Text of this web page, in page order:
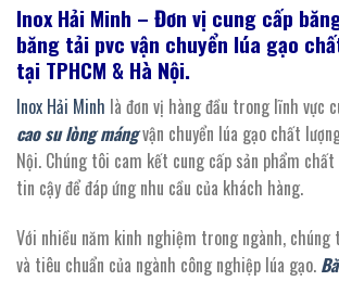
Inox Hải Minh – Đơn vị cung cấp
băng tải pvc vận chuyển lúa gạo
tại TPHCM & Hà Nội.
Inox Hải Minh là đơn vị hàng đầu trong lĩnh vực
cao su lòng mángvận chuyển lúa gạo chất
Nội. Chúng tôi cam kết cung cấp sản phẩm chất
tin cậy để đáp ứng nhu cầu của khách hàng.
Với nhiều năm kinh nghiệm trong ngành, chúng
và tiêu chuẩn của ngành công nghiệp lúa gạo.